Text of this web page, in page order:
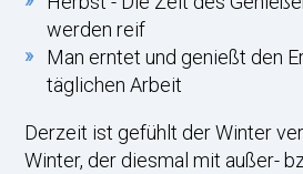
werden reif
Man erntet und genießt den
täglichen Arbeit
Derzeit ist gefühlt der Winter
Winter, der diesmal mit außer-